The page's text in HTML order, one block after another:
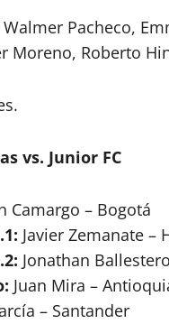
Pacheco,
Moreno, Roberto
vs. Junior FC
Camargo – Bogotá
Javier Zemanate –
Jonathan
Juan Mira –
– Santander